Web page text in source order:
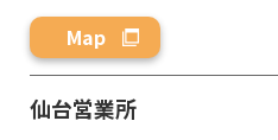
Map
仙台営業所